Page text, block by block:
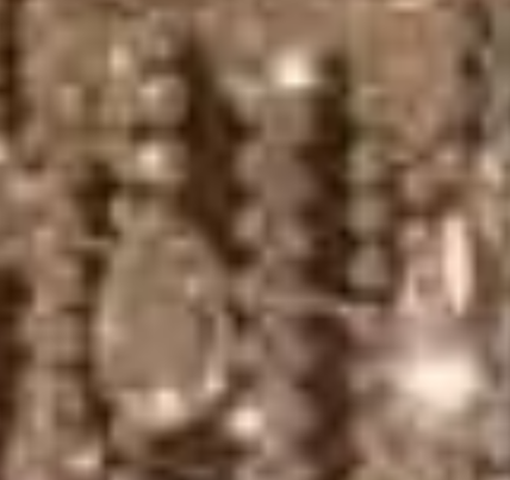
poderá ser ofertado à venda a partir da emissão do
são meramente ilustrativas.